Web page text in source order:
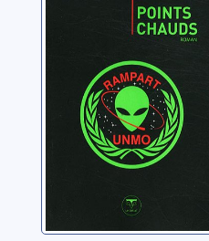
Genefort, Laurent